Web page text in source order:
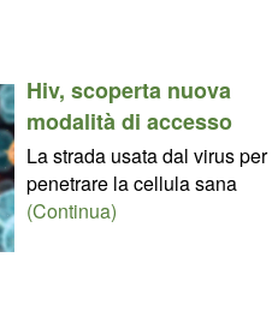
Hiv, scoperta nuova
modalità di accesso
La strada usata dal virus per
penetrare la cellula sana
(Continua)